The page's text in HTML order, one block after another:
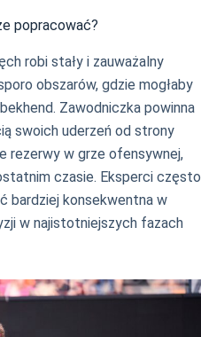
popracować?
robi stały i zauważalny
obszarów, gdzie mogłaby
Zawodniczka powinna
swoich uderzeń od strony
rezerwy w grze ofensywnej,
czasie. Eksperci często
bardziej konsekwentna w
w najistotniejszych fazach